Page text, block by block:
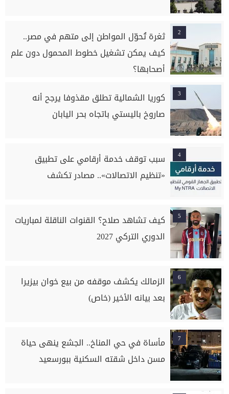
2
ثغرة تُحوّل المواطن إلى متهم في مصر..
كيف يمكن تشغيل خطوط المحمول دون علم
أصحابها؟
3
كوريا الشمالية تطلق مقذوفا يرجح أنه
صاروخ باليستي باتجاه بحر اليابان
4
سبب توقف خدمة أرقامي على تطبيق
«تنظيم الاتصالات».. مصادر تكشف
5
كيف تشاهد صلاح؟ القنوات الناقلة لمباريات
الدوري التركي 2027
6
الزمالك يكشف موقفه من بيع خوان بيزيرا
بعد بيانه الأخير (خاص)
7
مأساة في حي المناخ.. الجشع ينهى حياة
مسن داخل شقته السكنية ببورسعيد